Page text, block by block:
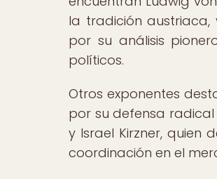
la tradición austriaca,
por su análisis
políticos.
Otros exponentes
por su defensa
y Israel Kirzner,
coordinación en el